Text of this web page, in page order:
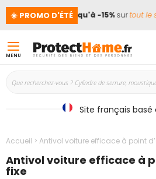
☀️ PROMO D'ÉTÉ
! 📢Jusqu'à -15%surtout le
MENU
Site français basé
Accueil Antivol voiture efficace à point
Antivol voiture efficace à
fixe